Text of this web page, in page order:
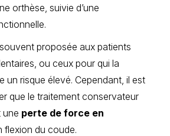
orthèse, suivie d’une
proposée aux patients
ou ceux pour qui la
un risque élevé. Cependant, il est
que le traitement conservateur
une perte de force en
flexion du coude.